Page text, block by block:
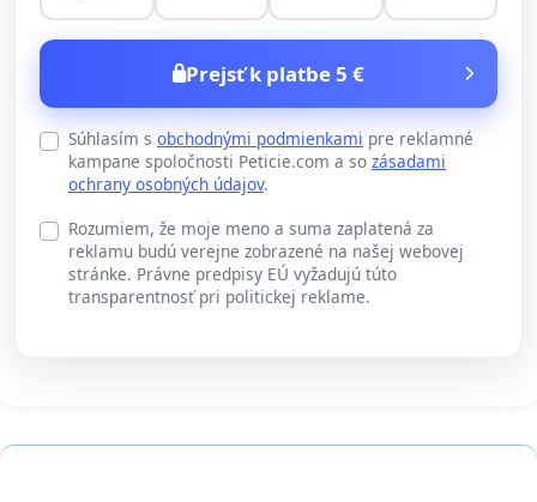
Prejsť k platbe 5 €
Súhlasím s obchodnými podmienkami pre reklamné
kampane spoločnosti Peticie.com a so zásadami
ochrany osobných údajov.
Rozumiem, že moje meno a suma zaplatená za
reklamu budú verejne zobrazené na našej webovej
stránke. Právne predpisy EÚ vyžadujú túto
transparentnosť pri politickej reklame.